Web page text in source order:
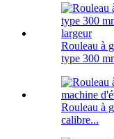
Rouleau à
type 300
Rouleau à
calibre...